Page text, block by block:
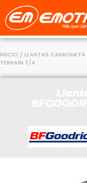
INICIO / LLANTAS CAMIONETA
TERRAIN T/A